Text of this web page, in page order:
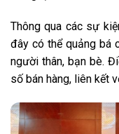
Thông qua các sự
đây có thể quảng bá
người thân, bạn bè.
số bán hàng, liên kết